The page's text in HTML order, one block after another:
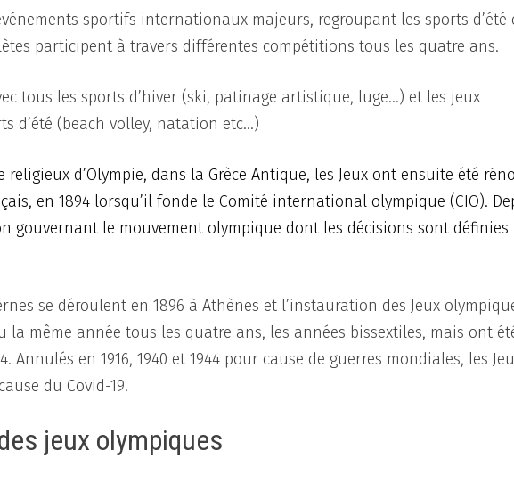
sportifs internationaux majeurs, regroupant les sports d’été
participent à travers différentes compétitions tous les quatre ans.
tous les sports d’hiver (ski, patinage artistique, luge…) et les jeux
d’été (beach volley, natation etc…)
d’Olympie, dans la Grèce Antique, les Jeux ont ensuite été
en 1894 lorsqu’il fonde le Comité international olympique (CIO).
gouvernant le mouvement olympique dont les décisions sont définies
se déroulent en 1896 à Athènes et l’instauration des Jeux
la même année tous les quatre ans, les années bissextiles, mais ont
Annulés en 1916, 1940 et 1944 pour cause de guerres mondiales, les
du Covid-19.
jeux olympiques